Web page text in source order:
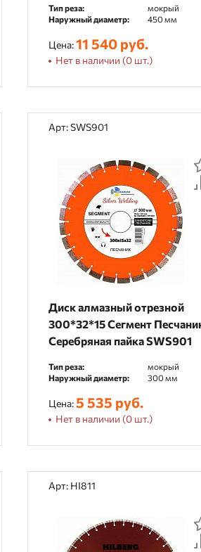
Тип реза:
мокрый
Наружный диаметр:
450 мм
Цена:11 540 руб.
Нет в наличии (0 шт.)
Арт: SWS901
Диск алмазный отрезной
300*32*15 Сегмент
Серебряная пайка SWS901
Тип реза:
мокрый
Наружный диаметр:
300 мм
Цена:5 535 руб.
Нет в наличии (0 шт.)
Арт: HI811